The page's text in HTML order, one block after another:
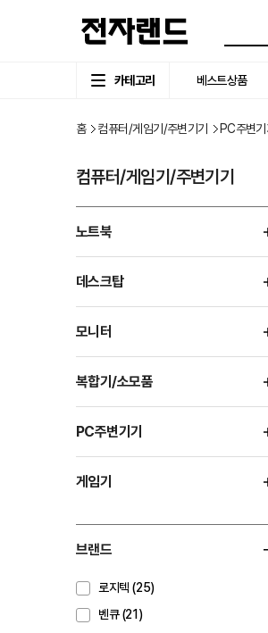
카테고리 베스트상품
홈 컴퓨터/게임기/주변기기 PC주변기
컴퓨터/게임기/주변기기
노트북
데스크탑
모니터
복합기/소모품
PC주변기기
게임기
브랜드
로지텍 (25)
벤큐 (21)